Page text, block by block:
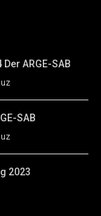
ARGE-SAB
SAB
2023